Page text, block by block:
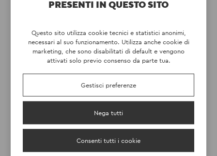
CONAD TRIESTE
SCOPRI
PRESENTI IN QUESTO SITO
Questo sito utilizza cookie tecnici e statistici anonimi,
necessari al suo funzionamento. Utilizza anche cookie di
marketing, che sono disabilitati di default e vengono
attivati solo previo consenso da parte tua.
Gestisci preferenze
Nega tutti
Consenti tutti i cookie